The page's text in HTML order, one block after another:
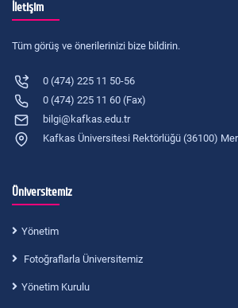
İletişim
Tüm görüş ve önerilerinizi bize bildirin.
0 (474) 225 11 50-56
0 (474) 225 11 60 (Fax)
bilgi@kafkas.edu.tr
Kafkas Üniversitesi Rektörlüğü (36100)
Üniversitemiz
Yönetim
Fotoğraflarla Üniversitemiz
Yönetim Kurulu